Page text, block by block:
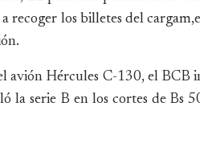
recoger los billetes del
avión Hércules C-130, el BCB
la serie B en los cortes de Bs